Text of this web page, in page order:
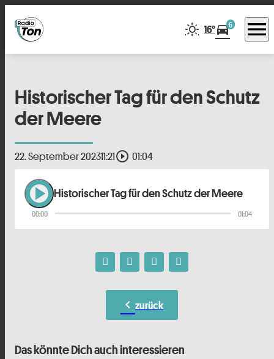
16°directions_car6 menu
Historischer Tag für den Schutz
der Meere
22. September 202311:21play_circle_outline 01:04
play_arrow Historischer Tag für den Schutz der Meere
00:00 01:04
chevron_left zurück
Das könnte Dich auch interessieren